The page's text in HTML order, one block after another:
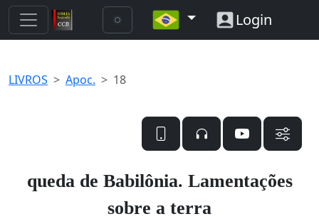
Login
LIVROS Apoc. 18
queda de Babilônia. Lamentações
sobre a terra